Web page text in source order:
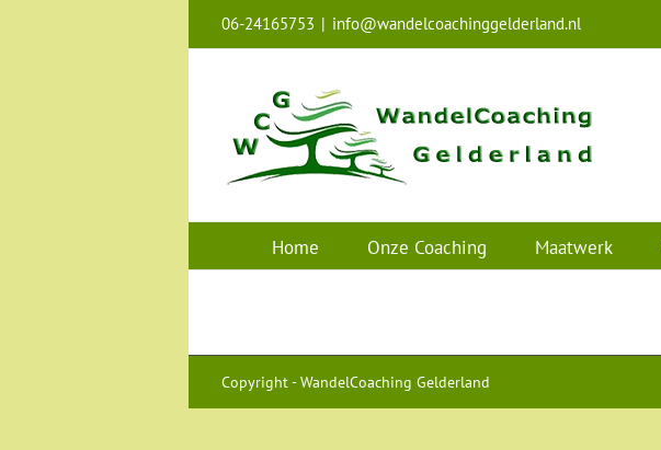
06-24165753 | info@wandelcoachinggelderland.nl
Home Onze Coaching Maatwerk
Copyright - WandelCoaching Gelderland